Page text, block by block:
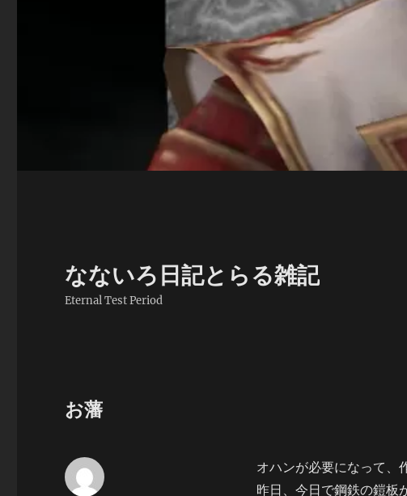
なないろ日記とらる雑記
Eternal Test Period
お藩
オハンが必要になって、
昨日、今日で鋼鉄の鎧板